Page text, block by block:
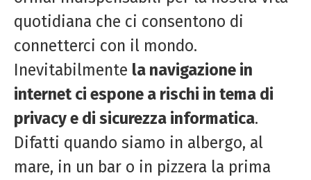
quotidiana che ci consentono di
connetterci con il mondo.
Inevitabilmente la navigazione in
internet ci espone a rischi in tema di
privacy e di sicurezza informatica.
Difatti quando siamo in albergo, al
mare, in un bar o in pizzera la prima